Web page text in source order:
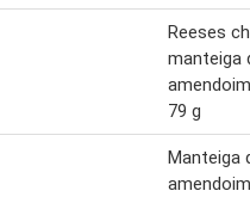
Reeses
manteiga
79 g
Manteiga